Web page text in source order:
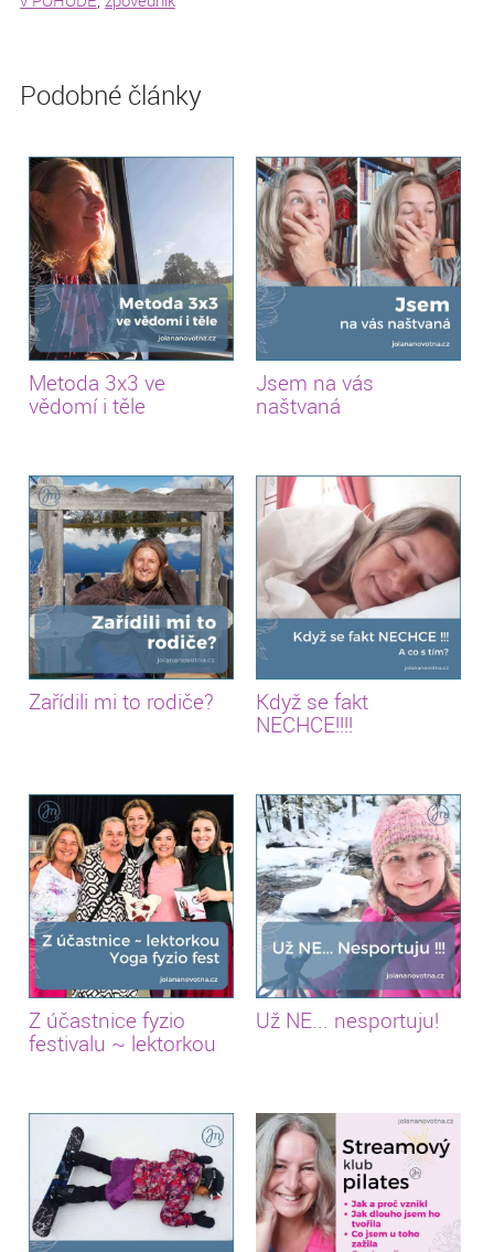
Podobné články
Metoda 3x3 ve
vědomí i těle
Jsem na vás
naštvaná
Zařídili mi to rodiče?
Když se fakt
NECHCE!!!!
Z účastnice fyzio
festivalu ~ lektorkou
Už NE... nesportuju!